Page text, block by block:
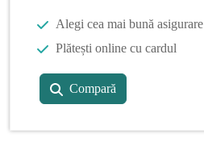
Alegi cea mai bună asigurare
Plătești online cu cardul
Compară